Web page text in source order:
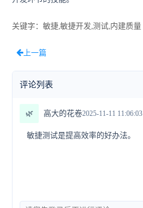
关键字 ：敏捷,敏捷开发,测试,内建质量
上一篇
评论列表
🌿 高大的花卷2025-11-11 11:06:03
敏捷测试是提高效率的好办法。